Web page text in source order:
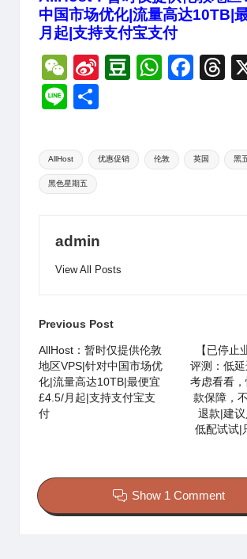
中国市场优化|流量高达10TB|
月起|支持支付宝支付
W
e
C
h
at
Si
W
ei
D
a
W
s
A
F
e
b
T
a
d
Li
e
Tags:
AllHost 优惠促销 伦敦 英国 黑
黑色星期五
admin
View All Posts
Post
navigation
Previous Post
AllHost：暂时仅提供伦敦
地区VPS|针对中国市场优
化|流量高达10TB|最便宜
£4.5/月起|支持支付宝支
付
【已停止
评测：低
考虑看看
款保障，
退款|建
低配试试|
Show 1 Comment